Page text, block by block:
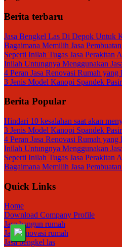
Berita terbaru
Jasa Bengkel Las Di Depok Untuk
Bagaimana Memilih Jasa
Seperti Inilah Tugas Jasa Perakitan
Inilah Untungnya Menggunakan
4 Peran Jasa Renovasi Rumah
3 Jenis Model Kanopi Spandek
Berita Popular
Hindari 10 kesalahan saat akan
3 Jenis Model Kanopi Spandek
4 Peran Jasa Renovasi Rumah
Inilah Untungnya Menggunakan
Seperti Inilah Tugas Jasa Perakitan
Bagaimana Memilih Jasa
Quick Links
Home
Download Company Profile
Jasa bangun rumah
Jasa renovasi rumah
Jasa bengkel las